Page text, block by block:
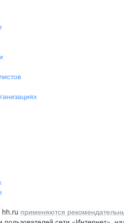
применяются